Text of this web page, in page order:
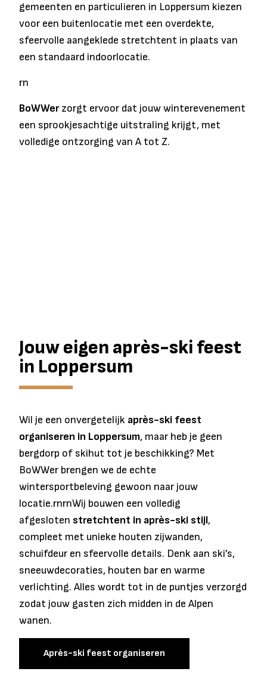
gemeenten en particulieren in Loppersum kiezen
voor een buitenlocatie met een overdekte,
sfeervolle aangeklede stretchtent in plaats van
een standaard indoorlocatie.
rn
BoWWerzorgt ervoor dat jouw winterevenement
een sprookjesachtige uitstraling krijgt, met
volledige ontzorging van A tot Z.
Jouw eigen après-ski feest
in Loppersum
Wil je een onvergetelijk après-ski feest
organiseren in Loppersum, maar heb je geen
bergdorp of skihut tot je beschikking? Met
BoWWer brengen we de echte
wintersportbeleving gewoon naar jouw
locatie.rnrnWij bouwen een volledig
afgesloten stretchtent in après-ski stijl,
compleet met unieke houten zijwanden,
schuifdeur en sfeervolle details. Denk aan ski’s,
sneeuwdecoraties, houten bar en warme
verlichting. Alles wordt tot in de puntjes verzorgd
zodat jouw gasten zich midden in de Alpen
wanen.
Après-ski feest organiseren